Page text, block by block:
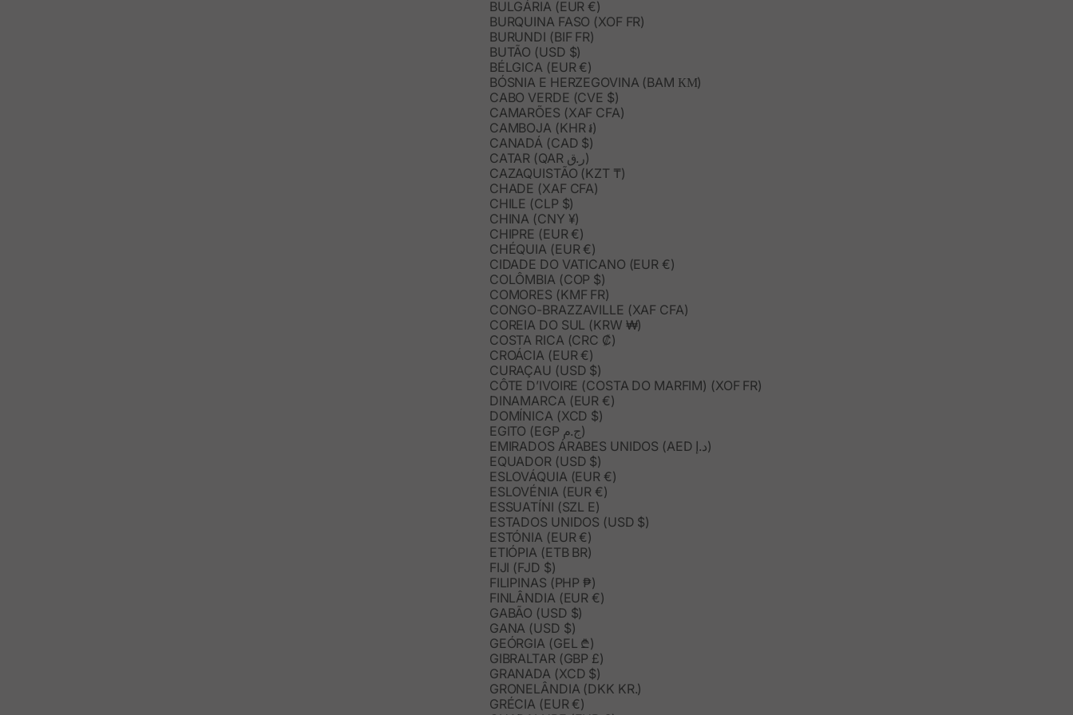
BULGÁRIA (EUR €)
BURQUINA FASO (XOF FR)
BURUNDI (BIF FR)
BUTÃO (USD $)
BÉLGICA (EUR €)
BÓSNIA E HERZEGOVINA (BAM КМ)
CABO VERDE (CVE $)
CAMARÕES (XAF CFA)
CAMBOJA (KHR ៛)
CANADÁ (CAD $)
CATAR (QAR ر.ق)
CAZAQUISTÃO (KZT ₸)
CHADE (XAF CFA)
CHILE (CLP $)
CHINA (CNY ¥)
CHIPRE (EUR €)
CHÉQUIA (EUR €)
CIDADE DO VATICANO (EUR €)
COLÔMBIA (COP $)
COMORES (KMF FR)
CONGO-BRAZZAVILLE (XAF CFA)
COREIA DO SUL (KRW ₩)
COSTA RICA (CRC ₡)
CROÁCIA (EUR €)
CURAÇAU (USD $)
CÔTE D’IVOIRE (COSTA DO MARFIM) (XOF FR)
DINAMARCA (EUR €)
DOMÍNICA (XCD $)
EGITO (EGP ج.م)
EMIRADOS ÁRABES UNIDOS (AED د.إ)
EQUADOR (USD $)
ESLOVÁQUIA (EUR €)
ESLOVÉNIA (EUR €)
ESSUATÍNI (SZL E)
ESTADOS UNIDOS (USD $)
ESTÓNIA (EUR €)
ETIÓPIA (ETB BR)
FIJI (FJD $)
FILIPINAS (PHP ₱)
FINLÂNDIA (EUR €)
GABÃO (USD $)
GANA (USD $)
GEÓRGIA (GEL ₾)
GIBRALTAR (GBP £)
GRANADA (XCD $)
GRONELÂNDIA (DKK KR.)
GRÉCIA (EUR €)